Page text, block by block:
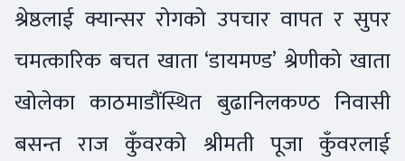
श्रेष्ठलाई क्यान्सर रोगको उपचार वापत र सुपर
चमत्कारिक बचत खाता ‘डायमण्ड’ श्रेणीको खाता
खोलेका काठमाडौंस्थित बुढानिलकण्ठ निवासी
बसन्त राज कुँवरको श्रीमती पूजा कुँवरलाई